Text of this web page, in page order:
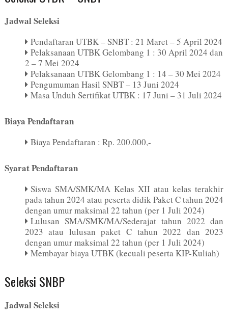
Jadwal Seleksi
Pendaftaran UTBK – SNBT : 21 Maret – 5 April 2024
Pelaksanaan UTBK Gelombang 1 : 30 April 2024 dan
2 – 7 Mei 2024
Pelaksanaan UTBK Gelombang 1 : 14 – 30 Mei 2024
Pengumuman Hasil SNBT – 13 Juni 2024
Masa Unduh Sertifikat UTBK : 17 Juni – 31 Juli 2024
Biaya Pendaftaran
Biaya Pendaftaran : Rp. 200.000,-
Syarat Pendaftaran
Siswa SMA/SMK/MA Kelas XII atau kelas terakhir
pada tahun 2024 atau peserta didik Paket C tahun 2024
dengan umur maksimal 22 tahun (per 1 Juli 2024)
Lulusan SMA/SMK/MA/Sederajat tahun 2022 dan
2023 atau lulusan paket C tahun 2022 dan 2023
dengan umur maksimal 22 tahun (per 1 Juli 2024)
Membayar biaya UTBK (kecuali peserta KIP-Kuliah)
Seleksi SNBP
Jadwal Seleksi